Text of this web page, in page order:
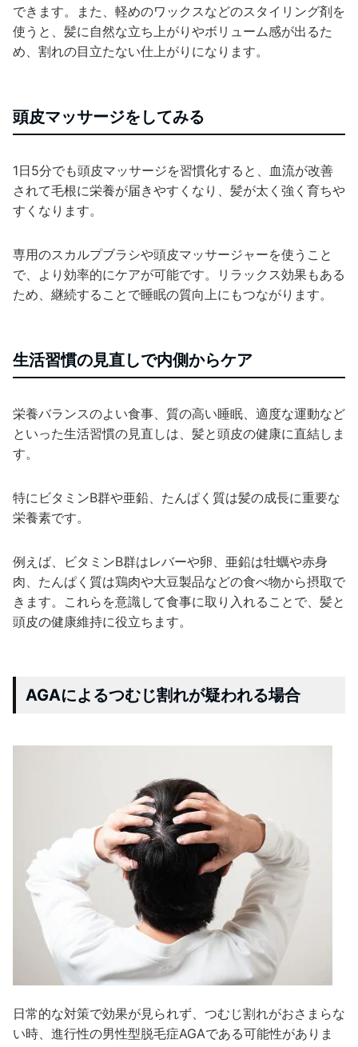
できます。また、軽めのワックスなどのスタイリング剤を
使うと、髪に自然な立ち上がりやボリューム感が出るた
め、割れの目立たない仕上がりになります。
頭皮マッサージをしてみる
1日5分でも頭皮マッサージを習慣化すると、血流が改善
されて毛根に栄養が届きやすくなり、髪が太く強く育ちや
すくなります。
専用のスカルプブラシや頭皮マッサージャーを使うこと
で、より効率的にケアが可能です。リラックス効果もある
ため、継続することで睡眠の質向上にもつながります。
生活習慣の見直しで内側からケア
栄養バランスのよい食事、質の高い睡眠、適度な運動など
といった生活習慣の見直しは、髪と頭皮の健康に直結しま
す。
特にビタミンB群や亜鉛、たんぱく質は髪の成長に重要な
栄養素です。
例えば、ビタミンB群はレバーや卵、亜鉛は牡蠣や赤身
肉、たんぱく質は鶏肉や大豆製品などの食べ物から摂取で
きます。これらを意識して食事に取り入れることで、髪と
頭皮の健康維持に役立ちます。
AGAによるつむじ割れが疑われる場合
日常的な対策で効果が見られず、つむじ割れがおさまらな
い時、進行性の男性型脱毛症AGAである可能性がありま